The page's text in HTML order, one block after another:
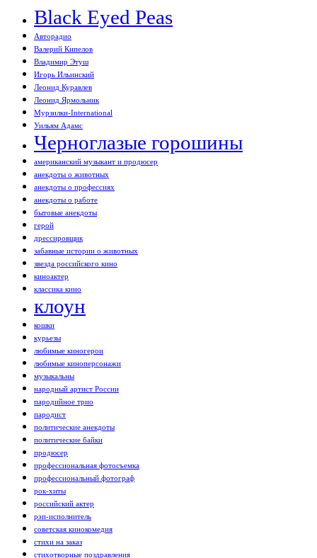
Black Eyed Peas
Авторадио
Валерий Кипелов
Владимир Этуш
Игорь Ильинский
Леонид Куравлев
Леонид Ярмольник
Мурзилки-International
Уильям Адамс
Черноглазые горошины
американский музыкант и продюсер
анекдоты о животных
анекдоты о профессиях
анекдоты о работе
бытовые анекдоты
герой
дрессировщик
забавные истории о животных
звезда российского кино
киноактер
классика кино
клоун
кошки
курьезы
любимые киногерои
любимые киноперсонажи
музыкальны
народный артист России
пародийное трио
пародист
политические анекдоты
политические байки
продюсер
профессиональная фотосъемка
профессиональный фотограф
рок-хиты
российский актер
рэп-исполнитель
советская кинокомедия
стихи на заказ
стихотворные поздравления